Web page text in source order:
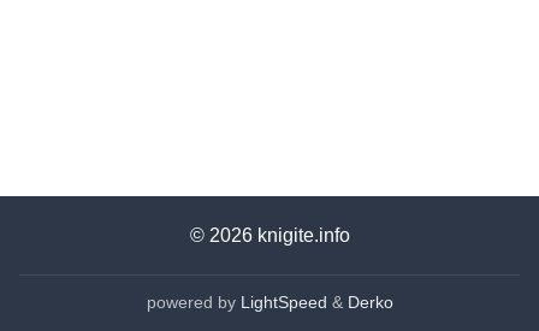
© 2026 knigite.info
powered by LightSpeed & Derko